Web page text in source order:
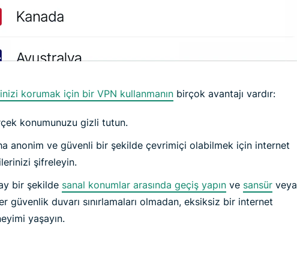
korumak için bir VPN kullanmanın birçok avantajı vardır:
konumunuzu gizli tutun.
anonim ve güvenli bir şekilde çevrimiçi olabilmek için internet
şifreleyin.
bir şekilde sanal konumlar arasında geçiş yapın ve sansür veya
güvenlik duvarı sınırlamaları olmadan, eksiksiz bir internet
yaşayın.